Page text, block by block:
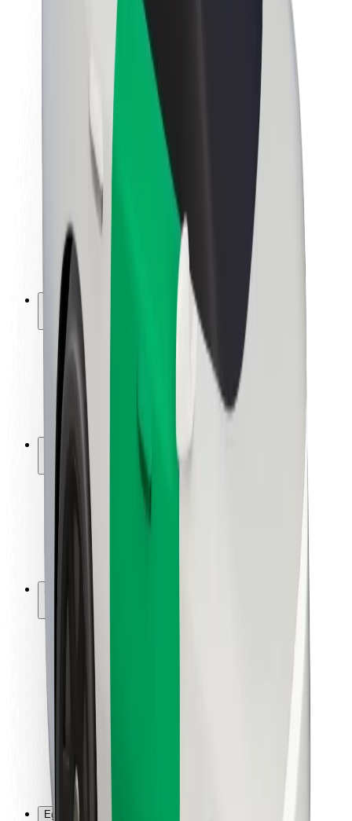
Fenntarthatóság a Boltnál
Project Zero
Sajtószoba
Brand
Küldetés
Befektetői kapcsolatok
Vezetőség
Márka
Média
Urban Fund
Biztonság
Utasbiztonság
Sofőr biztonság
E-roller biztonság
Biztonsági részleg
Lokációk
Városi megoldások
Repülőtér
Bolt töltőállomások
Súgó
Utasoknak
Sofőröknek
Bolt Food
Flottapartnereknek
Éttermeknek
Bolt for Business
Egyéb